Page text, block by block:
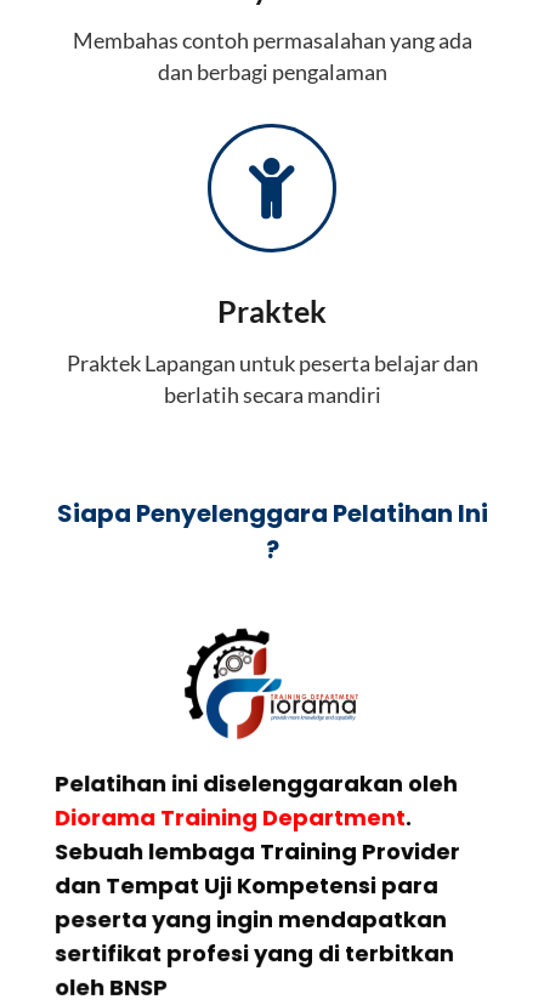
Membahas contoh permasalahan yang ada
dan berbagi pengalaman
Praktek
Praktek Lapangan untuk peserta belajar dan
berlatih secara mandiri
Siapa Penyelenggara Pelatihan Ini
?
Pelatihan ini diselenggarakan oleh
Diorama Training Department.
Sebuah lembaga Training Provider
dan Tempat Uji Kompetensi para
peserta yang ingin mendapatkan
sertifikat profesi yang di terbitkan
oleh BNSP